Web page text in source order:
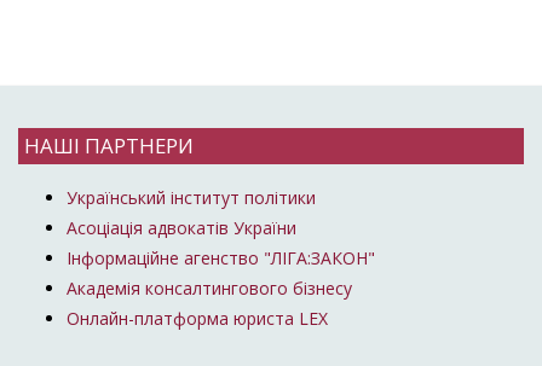
НАШІ ПАРТНЕРИ
Український інститут політики
Асоціація адвокатів України
Інформаційне агенство "ЛІГА:ЗАКОН"
Академія консалтингового бізнесу
Онлайн-платформа юриста LEX